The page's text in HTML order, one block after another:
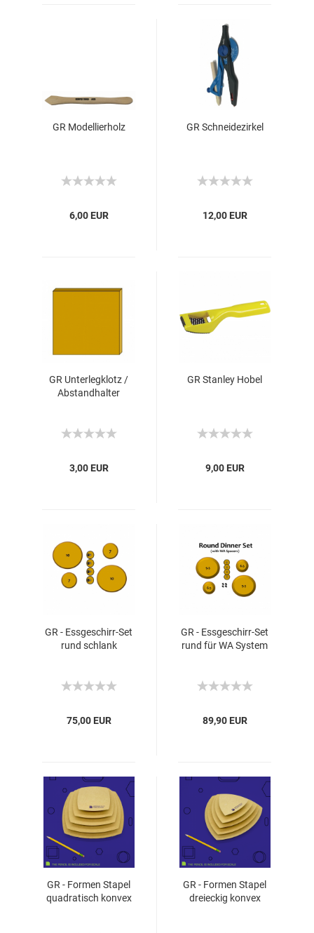
GR Modellierholz
6,00 EUR
GR Schneidezirkel
12,00 EUR
GR Unterlegklotz /
Abstandhalter
3,00 EUR
GR Stanley Hobel
9,00 EUR
GR - Essgeschirr-Set
rund schlank
75,00 EUR
GR - Essgeschirr-Set
rund für WA System
89,90 EUR
GR - Formen Stapel
quadratisch konvex
GR - Formen Stapel
dreieckig konvex